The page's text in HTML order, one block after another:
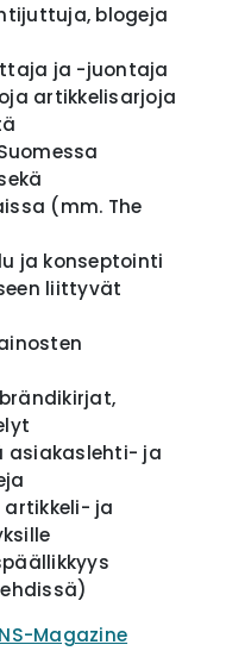
blogeja
ja -juontaja
artikkelisarjoja
(mm. The
ja konseptointi
liittyvät
asiakaslehti- ja
ja
Magazine